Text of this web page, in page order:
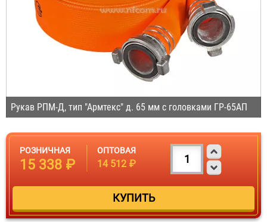
Рукав РПМ-Д, тип "Армтекс" д. 65 мм с головками ГР-65АП
РОЗНИЧНАЯ
15 338 ₽
ОПТОВАЯ
14 512 ₽